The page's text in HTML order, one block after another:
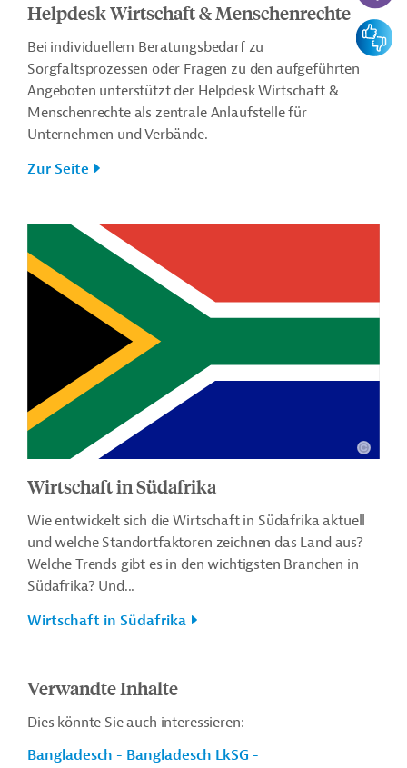
Helpdesk Wirtschaft & Menschenrechte
Bei individuellem Beratungsbedarf zu
Sorgfaltsprozessen oder Fragen zu den aufgeführten
Angeboten unterstützt der Helpdesk Wirtschaft &
Menschenrechte als zentrale Anlaufstelle für
Unternehmen und Verbände.
Zur Seite
Wirtschaft in Südafrika
Wie entwickelt sich die Wirtschaft in Südafrika aktuell
und welche Standortfaktoren zeichnen das Land aus?
Welche Trends gibt es in den wichtigsten Branchen in
Südafrika? Und...
Wirtschaft in Südafrika
Verwandte Inhalte
Dies könnte Sie auch interessieren:
Bangladesch - Bangladesch LkSG -